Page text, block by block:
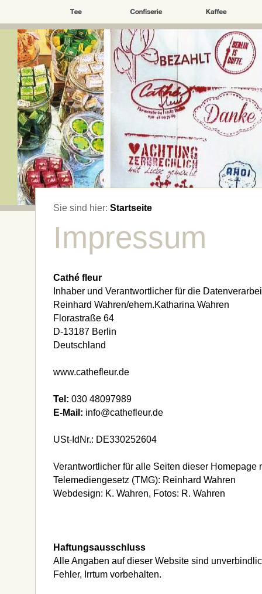
Sie sind hier: Startseite
Impressum
Cathé fleur
Inhaber und Verantwortlicher für die
Reinhard Wahren/ehem.Katharina Wahren
Florastraße 64
D-13187 Berlin
Deutschland
www.cathefleur.de
Tel: 030 48097989
E-Mail: info@cathefleur.de
USt-IdNr.: DE330252604
Verantwortlicher für alle Seiten dieser Homepage
Telemediengesetz (TMG): Reinhard Wahren
Webdesign: K. Wahren, Fotos: R. Wahren
Haftungsausschluss
Alle Angaben auf dieser Website sind
Fehler, Irrtum vorbehalten.